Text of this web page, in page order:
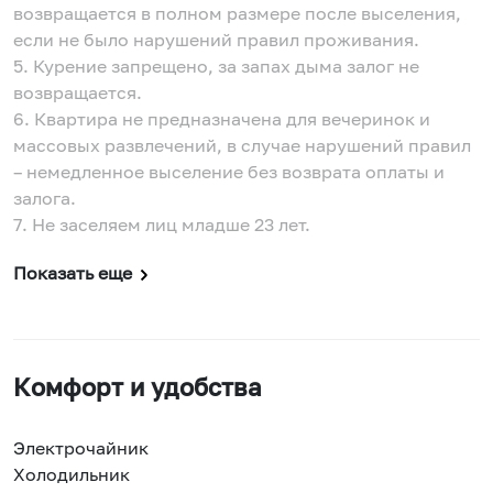
возвращается в полном размере после выселения,
если не было нарушений правил проживания.
5. Курение запрещено, за запах дыма залог не
возвращается.
6. Квартира не предназначена для вечеринок и
массовых развлечений, в случае нарушений правил
– немедленное выселение без возврата оплаты и
залога.
7. Не заселяем лиц младше 23 лет.
Показать еще
Комфорт и удобства
Электрочайник
Холодильник